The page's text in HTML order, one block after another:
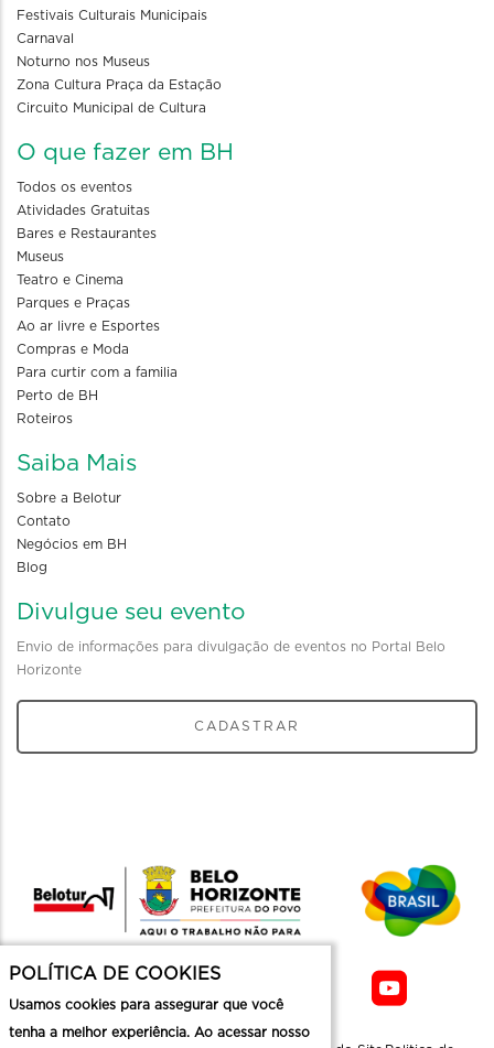
Festivais Culturais Municipais
Carnaval
Noturno nos Museus
Zona Cultura Praça da Estação
Circuito Municipal de Cultura
O que fazer em BH
Todos os eventos
Atividades Gratuitas
Bares e Restaurantes
Museus
Teatro e Cinema
Parques e Praças
Ao ar livre e Esportes
Compras e Moda
Para curtir com a familia
Perto de BH
Roteiros
Saiba Mais
Sobre a Belotur
Contato
Negócios em BH
Blog
Divulgue seu evento
Envio de informações para divulgação de eventos no Portal Belo
Horizonte
CADASTRAR
POLÍTICA DE COOKIES
Usamos cookies para assegurar que você
tenha a melhor experiência. Ao acessar nosso